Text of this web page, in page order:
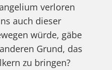
verloren
auch dieser
würde, gäbe
Grund, das
zu bringen?